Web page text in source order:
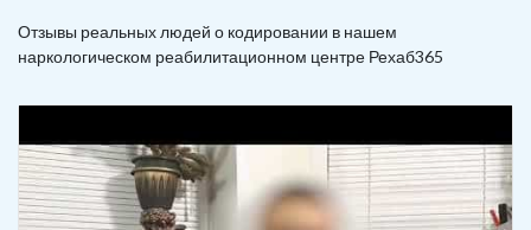
Отзывы реальных людей о кодировании в нашем
наркологическом реабилитационном центре Рехаб365